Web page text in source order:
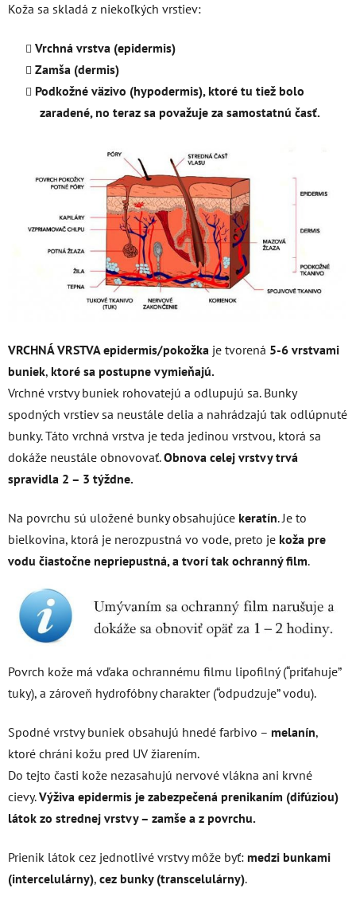
Koža sa skladá z niekoľkých vrstiev:
Vrchná vrstva (epidermis)
Zamša (dermis)
Podkožné väzivo (hypodermis), ktoré tu tiež bolo
zaradené, no teraz sa považuje za samostatnú časť.
VRCHNÁ VRSTVA epidermis/pokožka je tvorená 5-6 vrstvami
buniek, ktoré sa postupne vymieňajú.
Vrchné vrstvy buniek rohovatejú a odlupujú sa. Bunky
spodných vrstiev sa neustále delia a nahrádzajú tak odlúpnuté
bunky. Táto vrchná vrstva je teda jedinou vrstvou, ktorá sa
dokáže neustále obnovovať.Obnova celej vrstvy trvá
spravidla 2 – 3 týždne.
Na povrchu sú uložené bunky obsahujúce keratín. Je to
bielkovina, ktorá je nerozpustná vo vode, preto je koža pre
vodu čiastočne nepriepustná, a tvorí tak ochranný film.
Povrch kože má vďaka ochrannému filmu lipofilný (“priťahuje”
tuky), a zároveň hydrofóbny charakter (“odpudzuje” vodu).
Spodné vrstvy buniek obsahujú hnedé farbivo – melanín,
ktoré chráni kožu pred UV žiarením.
Do tejto časti kože nezasahujú nervové vlákna ani krvné
cievy.Výživa epidermis je zabezpečená prenikaním (difúziou)
látok zo strednej vrstvy – zamše a z povrchu.
Prienik látok cez jednotlivé vrstvy môže byť: medzi bunkami
(intercelulárny), cez bunky (transcelulárny).